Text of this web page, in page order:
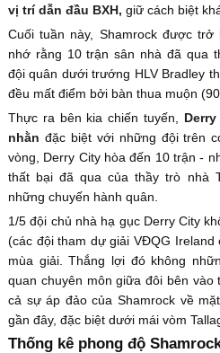
vị trí dẫn đầu BXH, giữ cách biệt
Cuối tuần này, Shamrock được
nhớ rằng 10 trận sân nhà đã qua
đội quân dưới trướng HLV Bradley
đều mất điểm bởi bàn thua muộn (90
Thực ra bên kia chiến tuyến,
nhằn đặc biệt với những đội trên
vòng, Derry City hòa đến 10 trận -
thất bại đã qua của thầy trò nhà
những chuyến hành quân.
1/5 đội chủ nhà hạ gục Derry City
(các đội tham dự giải VĐQG
mùa giải. Thắng lợi đó không
quan chuyên môn giữa đôi bên
cả sự áp đảo của Shamrock về
gần đây, đặc biệt dưới mái vòm
Thống kê phong độ